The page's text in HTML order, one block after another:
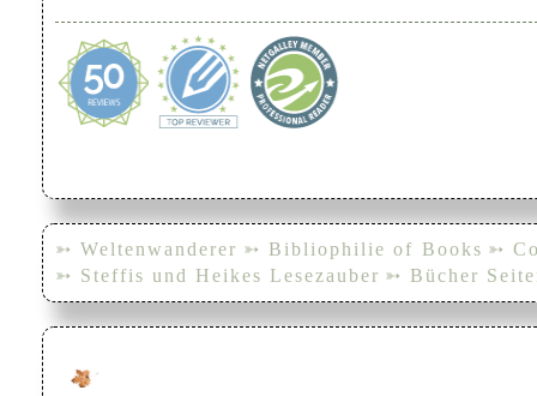
➳ Weltenwanderer ➳ Bibliophilie of Books ➳
➳ Steffis und Heikes Lesezauber ➳ Bücher